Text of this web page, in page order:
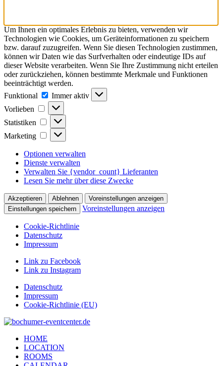
Um Ihnen ein optimales Erlebnis zu bieten, verwenden wir
Technologien wie Cookies, um Geräteinformationen zu speichern
bzw. darauf zuzugreifen. Wenn Sie diesen Technologien zustimmen,
können wir Daten wie das Surfverhalten oder eindeutige IDs auf
dieser Website verarbeiten. Wenn Sie Ihre Zustimmung nicht erteilen
oder zurückziehen, können bestimmte Merkmale und Funktionen
beeinträchtigt werden.
Funktional
Funktional
Immer aktiv
Vorlieben
Vorlieben
Statistiken Statistiken
Marketing Marketing
Optionen verwalten
Dienste verwalten
Verwalten Sie {vendor_count} Lieferanten
Lesen Sie mehr über diese Zwecke
Akzeptieren Ablehnen
Voreinstellungen anzeigen
Einstellungen speichern
Voreinstellungen anzeigen
Cookie-Richtlinie
Datenschutz
Impressum
Link zu Facebook
Link zu Instagram
Datenschutz
Impressum
Cookie-Richtlinie (EU)
HOME
LOCATION
ROOMS